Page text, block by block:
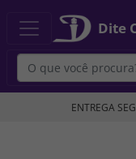
Dite
ENTREGA